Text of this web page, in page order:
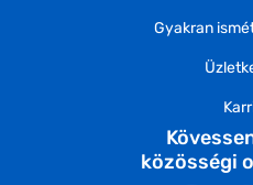
Gyakran
közösségi